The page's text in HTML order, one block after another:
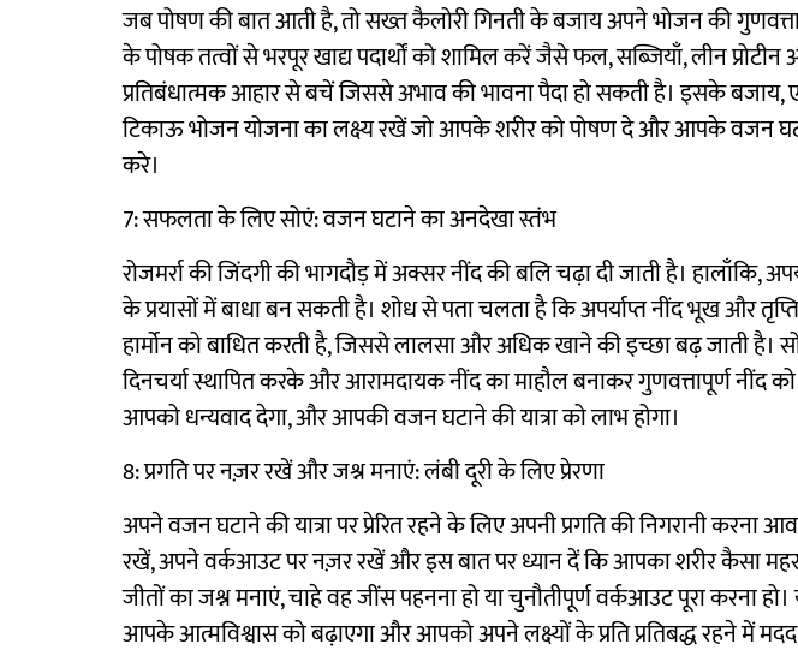
जब पोषण की बात आती है, तो सख्त कैलोरी गिनती के बजाय अपने भोजन की गुणवत्ता
के पोषक तत्वों से भरपूर खाद्य पदार्थों को शामिल करें जैसे फल, सब्जियाँ, लीन
प्रतिबंधात्मक आहार से बचें जिससे अभाव की भावना पैदा हो सकती है। इसके
टिकाऊ भोजन योजना का लक्ष्य रखें जो आपके शरीर को पोषण दे और आपके वजन
करे।
7: सफलता के लिए सोएं: वजन घटाने का अनदेखा स्तंभ
रोजमर्रा की जिंदगी की भागदौड़ में अक्सर नींद की बलि चढ़ा दी जाती है। हालाँकि,
के प्रयासों में बाधा बन सकती है। शोध से पता चलता है कि अपर्याप्त नींद भूख और
हार्मोन को बाधित करती है, जिससे लालसा और अधिक खाने की इच्छा बढ़ जाती है।
दिनचर्या स्थापित करके और आरामदायक नींद का माहौल बनाकर गुणवत्तापूर्ण नींद
आपको धन्यवाद देगा, और आपकी वजन घटाने की यात्रा को लाभ होगा।
8: प्रगति पर नज़र रखें और जश्न मनाएं: लंबी दूरी के लिए प्रेरणा
अपने वजन घटाने की यात्रा पर प्रेरित रहने के लिए अपनी प्रगति की निगरानी करना
रखें, अपने वर्कआउट पर नज़र रखें और इस बात पर ध्यान दें कि आपका शरीर कैसा
जीतों का जश्न मनाएं, चाहे वह जींस पहनना हो या चुनौतीपूर्ण वर्कआउट पूरा करना
आपके आत्मविश्वास को बढ़ाएगा और आपको अपने लक्ष्यों के प्रति प्रतिबद्ध रहने में